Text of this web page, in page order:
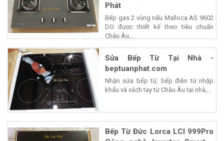
Phát
Bếp gas 2 vùng nấu Malloca AS 9602
DG được thiết kế theo tiêu chuẩn
Châu Âu,...
Sửa Bếp Từ Tại Nhà -
beptuanphat.com
Nhận sửa bếp từ, bếp điện từ nhập
khẩu và xách tay từ Châu Âu tại nhà,...
Bếp Từ Đức Lorca LCI 999Pro